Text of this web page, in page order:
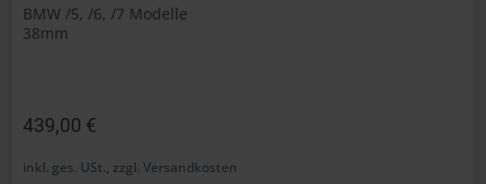
BMW /5, /6, /7 Modelle
38mm
439,00 €
inkl. ges. USt., zzgl. Versandkosten